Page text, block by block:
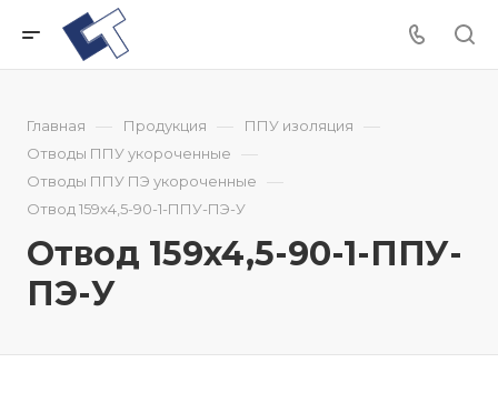
Главная — Продукция — ППУ изоляция —
Отводы ППУ укороченные —
Отводы ППУ ПЭ укороченные —
Отвод 159x4,5-90-1-ППУ-ПЭ-У
Отвод 159x4,5-90-1-ППУ-
ПЭ-У